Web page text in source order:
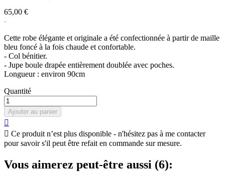
65,00 €
Cette robe élégante et originale a été confectionnée à partir de maille
bleu foncé à la fois chaude et confortable.
- Col bénitier.
- Jupe boule drapée entièrement doublée avec poches.
Longueur : environ 90cm
Quantité
Ajouter au panier

 Ce produit n’est plus disponible - n'hésitez pas à me contacter
pour savoir s'il peut être refait en commande sur mesure.
Vous aimerez peut-être aussi (6):